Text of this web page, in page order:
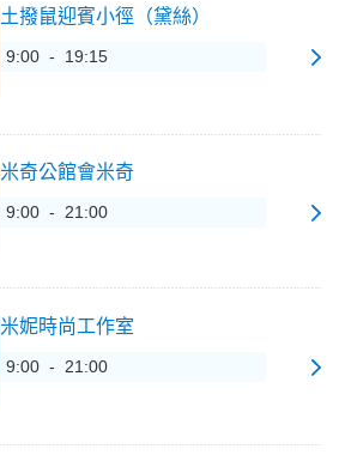
土撥鼠迎賓小徑（黛絲）
9:00 - 19:15
米奇公館會米奇
9:00 - 21:00
米妮時尚工作室
9:00 - 21:00